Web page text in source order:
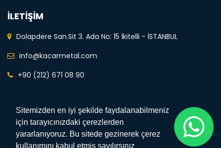
Sitemizden en iyi şekilde faydalanabilmeniz
için tarayıcınızdaki çerezlerden
yararlanıyoruz. Bu sitede gezinerek çerez
kullanımını kabul etmiş sayılırsınız
İLETİŞİM
Dolapdere San.Sit 3. Ada No: 15 İkitelli - İSTANBUL
info@kacarmetal.com
+90 (212) 671 08 90